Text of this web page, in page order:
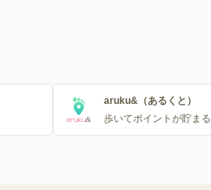
aruku&（あるくと）
歩いてポイントが貯まる